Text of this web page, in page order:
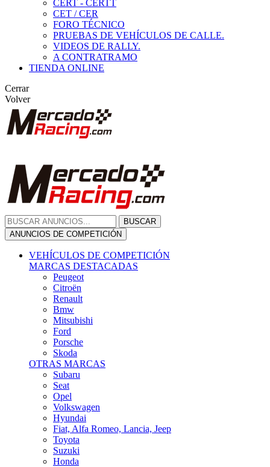
CERT - CERTT
CET / CER
FORO TÉCNICO
PRUEBAS DE VEHÍCULOS DE CALLE.
VIDEOS DE RALLY.
A CONTRATRAMO
TIENDA ONLINE
Cerrar
Volver
BUSCAR
ANUNCIOS DE COMPETICIÓN
VEHÍCULOS DE COMPETICIÓN
MARCAS DESTACADAS
Peugeot
Citroën
Renault
Bmw
Mitsubishi
Ford
Porsche
Skoda
OTRAS MARCAS
Subaru
Seat
Opel
Volkswagen
Hyundai
Fiat, Alfa Romeo, Lancia, Jeep
Toyota
Suzuki
Honda
Mini